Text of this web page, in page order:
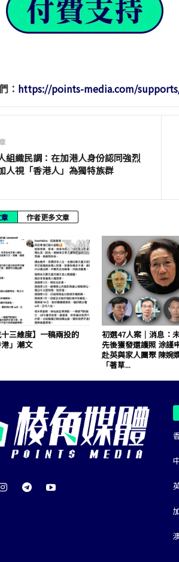
： https://points-media.com/
組織民調：在加港人身份認同強烈
人視「香港人」為獨特族群
作者更多文章
十三維度】一稿兩投的
港」潮文
初選47人案｜消息：
先後獲發還護照 涂謹
赴英與家人團聚 陳婉
「著草...